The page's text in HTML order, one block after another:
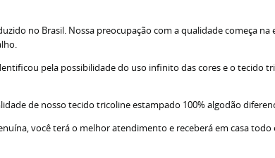
no Brasil. Nossa preocupação com a qualidade começa na
pela possibilidade do uso infinito das cores e o tecido
de nosso tecido tricoline estampado 100% algodão
você terá o melhor atendimento e receberá em casa